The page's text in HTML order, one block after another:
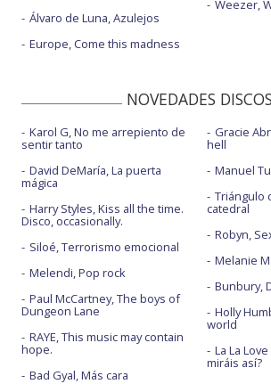
Álvaro de Luna, Azulejos
Europe, Come this madness
Weezer,
NOVEDADES DISCOS
Karol G, No me arrepiento de
sentir tanto
David DeMaría, La puerta
mágica
Harry Styles, Kiss all the time.
Disco, occasionally.
Siloé, Terrorismo emocional
Melendi, Pop rock
Paul McCartney, The boys of
Dungeon Lane
RAYE, This music may contain
hope.
Bad Gyal, Más cara
Gracie
hell
Manuel
Triángulo
catedral
Robyn,
Melanie
Bunbury,
Holly
world
La La
miráis así?